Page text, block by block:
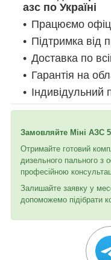
азс по Україні
Працюємо
Підтримка від
Доставка по
Гарантія на
Індивідульний
Замовляйте Міні АЗС
Отримайте готовий
дизельного пального з
професійною
Залишайте заявку у
допоможемо підібрати